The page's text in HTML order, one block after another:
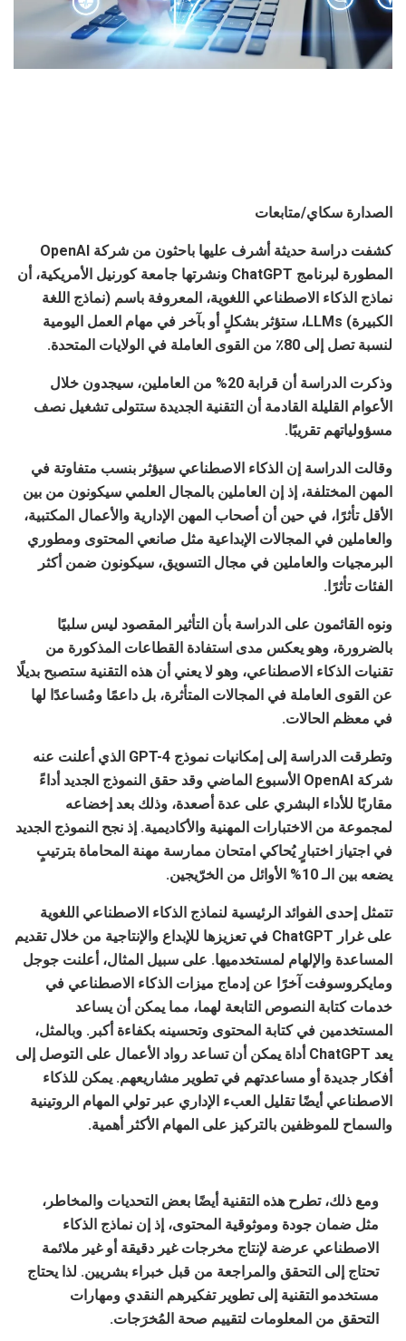
الصدارة سكاي/متابعات
كشفت دراسة حديثة أشرف عليها باحثون من شركة OpenAI
المطورة لبرنامج ChatGPT ونشرتها جامعة كورنيل الأمريكية، أن
نماذج الذكاء الاصطناعي اللغوية، المعروفة باسم (نماذج اللغة
الكبيرة) LLMs، ستؤثر بشكلٍ أو بآخر في مهام العمل اليومية
لنسبة تصل إلى 80٪ من القوى العاملة في الولايات المتحدة.
وذكرت الدراسة أن قرابة 20% من العاملين، سيجدون خلال
الأعوام القليلة القادمة أن التقنية الجديدة ستتولى تشغيل نصف
مسؤولياتهم تقريبًا.
وقالت الدراسة إن الذكاء الاصطناعي سيؤثر بنسب متفاوتة في
المهن المختلفة، إذ إن العاملين بالمجال العلمي سيكونون من بين
الأقل تأثرًا، في حين أن أصحاب المهن الإدارية والأعمال المكتبية،
والعاملين في المجالات الإبداعية مثل صانعي المحتوى ومطوري
البرمجيات والعاملين في مجال التسويق، سيكونون ضمن أكثر
الفئات تأثرًا.
ونوه القائمون على الدراسة بأن التأثير المقصود ليس سلبيًا
بالضرورة، وهو يعكس مدى استفادة القطاعات المذكورة من
تقنيات الذكاء الاصطناعي، وهو لا يعني أن هذه التقنية ستصبح بديلًا
عن القوى العاملة في المجالات المتأثرة، بل داعمًا ومُساعدًا لها
في معظم الحالات.
وتطرقت الدراسة إلى إمكانيات نموذج GPT-4 الذي أعلنت عنه
شركة OpenAI الأسبوع الماضي وقد حقق النموذج الجديد أداءً
مقاربًا للأداء البشري على عدة أصعدة، وذلك بعد إخضاعه
لمجموعة من الاختبارات المهنية والأكاديمية. إذ نجح النموذج الجديد
في اجتياز اختبارٍ يُحاكي امتحان ممارسة مهنة المحاماة بترتيبٍ
يضعه بين الـ 10% الأوائل من الخرّيجين.
تتمثل إحدى الفوائد الرئيسية لنماذج الذكاء الاصطناعي اللغوية
على غرار ChatGPT في تعزيزها للإبداع والإنتاجية من خلال تقديم
المساعدة والإلهام لمستخدميها. على سبيل المثال، أعلنت جوجل
ومايكروسوفت آخرًا عن إدماج ميزات الذكاء الاصطناعي في
خدمات كتابة النصوص التابعة لهما، مما يمكن أن يساعد
المستخدمين في كتابة المحتوى وتحسينه بكفاءة أكبر. وبالمثل،
يعد ChatGPT أداة يمكن أن تساعد رواد الأعمال على التوصل إلى
أفكار جديدة أو مساعدتهم في تطوير مشاريعهم. يمكن للذكاء
الاصطناعي أيضًا تقليل العبء الإداري عبر تولي المهام الروتينية
والسماح للموظفين بالتركيز على المهام الأكثر أهمية.
ومع ذلك، تطرح هذه التقنية أيضًا بعض التحديات والمخاطر،
مثل ضمان جودة وموثوقية المحتوى، إذ إن نماذج الذكاء
الاصطناعي عرضة لإنتاج مخرجات غير دقيقة أو غير ملائمة
تحتاج إلى التحقق والمراجعة من قبل خبراء بشريين. لذا يحتاج
مستخدمو التقنية إلى تطوير تفكيرهم النقدي ومهارات
التحقق من المعلومات لتقييم صحة المُخرَجات.